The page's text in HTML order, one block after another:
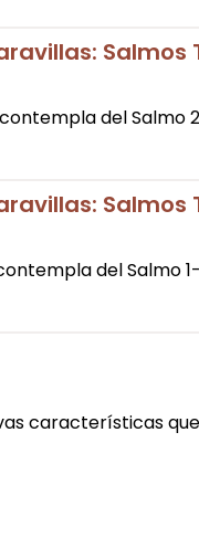
Salmos
del Salmo
Salmos
del Salmo
características